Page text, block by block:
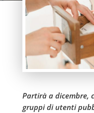
Partirà a dicembre,
gruppi di utenti